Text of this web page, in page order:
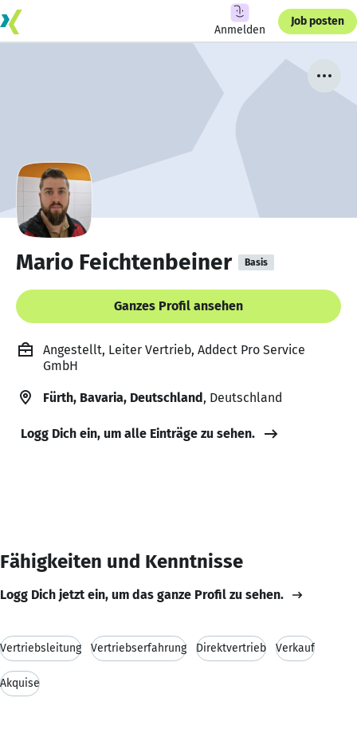
Anmelden
Job posten
Mario Feichtenbeiner Basis
Ganzes Profil ansehen
Angestellt, Leiter Vertrieb, Addect Pro Service
GmbH
Fürth, Bavaria, Deutschland, Deutschland
Logg Dich ein, um alle Einträge zu sehen.
Fähigkeiten und Kenntnisse
Logg Dich jetzt ein, um das ganze Profil zu sehen.
Vertriebsleitung Vertriebserfahrung Direktvertrieb Verkauf
Akquise